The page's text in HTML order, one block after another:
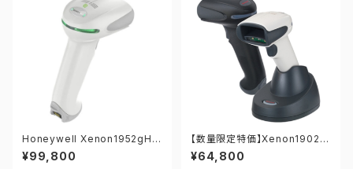
Honeywell Xenon1952gHD
-USB 2次元バーコードリーダ
ー
¥99,800
【数量限定特価】Xenon1902g
HDB-SET-U（黒） 2次元バー
コードリーダー
¥64,800